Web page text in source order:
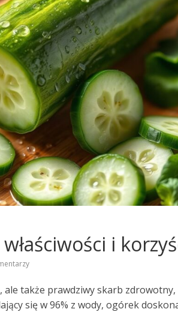
i
także prawdziwy skarb zdrowotny,
się w 96% z wody, ogórek